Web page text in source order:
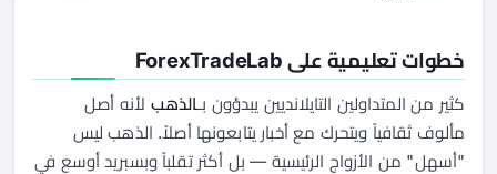
خطوات تعليمية على ForexTradeLab
كثير من المتداولين التايلانديين يبدؤون بـالذهب لأنه أصل
مألوف ثقافياً ويتحرك مع أخبار يتابعونها أصلاً. الذهب ليس
"أسهل" من الأزواج الرئيسية — بل أكثر تقلباً وبسبريد أوسع في